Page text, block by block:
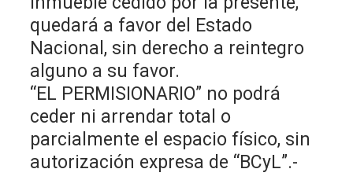
quedará a favor del Estado
Nacional, sin derecho a reintegro
alguno a su favor.
“EL PERMISIONARIO” no podrá
ceder ni arrendar total o
parcialmente el espacio físico, sin
autorización expresa de “BCyL”.-